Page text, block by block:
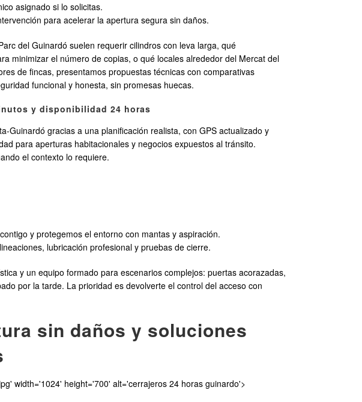
asignado si lo solicitas.
para acelerar la apertura segura sin daños.
del Guinardó suelen requerir cilindros con leva larga, qué
minimizar el número de copias, o qué locales alrededor del Mercat del
de fincas, presentamos propuestas técnicas con comparativas
funcional y honesta, sin promesas huecas.
y disponibilidad 24 horas
Guinardó gracias a una planificación realista, con GPS actualizado y
para aperturas habitacionales y negocios expuestos al tránsito.
el contexto lo requiere.
y protegemos el entorno con mantas y aspiración.
lubricación profesional y pruebas de cierre.
y un equipo formado para escenarios complejos: puertas acorazadas,
por la tarde. La prioridad es devolverte el control del acceso con
sin daños y soluciones
width='1024' height='700' alt='cerrajeros 24 horas guinardo'>